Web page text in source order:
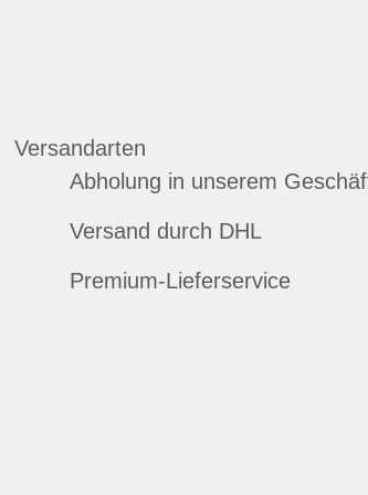
Versandarten
Abholung in unserem
Versand durch DHL
Premium-Lieferservice